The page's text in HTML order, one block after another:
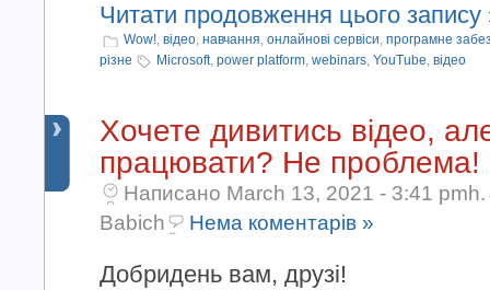
Читати продовження цього запису
Wow!, відео, навчання, онлайнові сервіси, програмне
різне
Microsoft, power platform, webinars, YouTube, відео
Хочете дивитись відео,
працювати? Не проблема!
Написано March 13, 2021 - 3:41 pmh.
Babich
Нема коментарів »
Добридень вам, друзі!